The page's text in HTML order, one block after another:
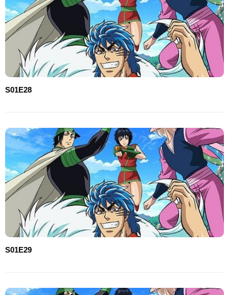
S01E28
S01E29